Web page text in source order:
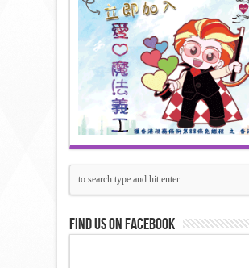
Find us on Facebook